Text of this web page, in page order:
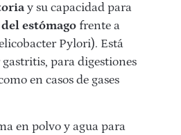
y su capacidad para
estómago frente a
Pylori). Está
para digestiones
en casos de gases
en polvo y agua para